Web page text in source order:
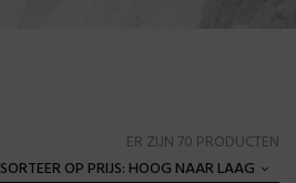
ER ZIJN 70 PRODUCTEN
SORTEER OP PRIJS: HOOG NAAR LAAG